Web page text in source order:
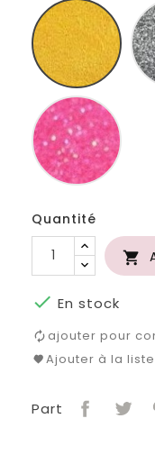
Quantité

 En stock
ajouter pour
Ajouter à la
Part